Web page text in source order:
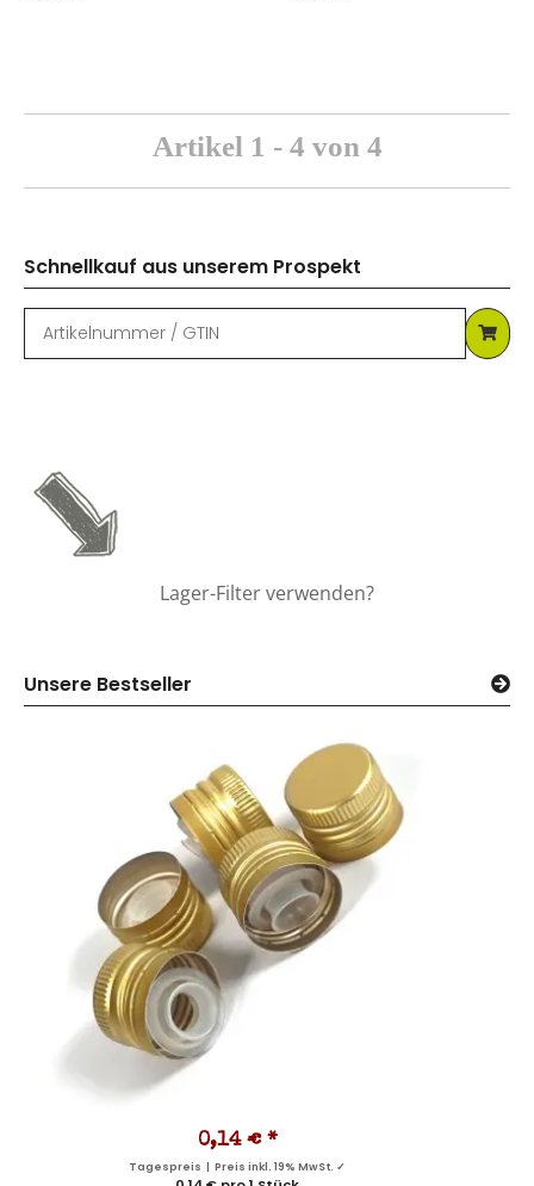
Artikel 1 - 4 von 4
Schnellkauf aus unserem Prospekt
Lager-Filter verwenden?
Unsere Bestseller
0,14 € *
Tagespreis | Preis inkl. 19% MwSt. ✓